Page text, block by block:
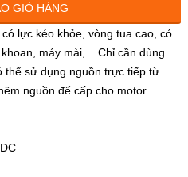
GIỎ HÀNG
lực kéo khỏe, vòng tua cao, có
máy mài,... Chỉ cần dùng
thể sử dụng nguồn trực tiếp từ
nguồn để cấp cho motor.